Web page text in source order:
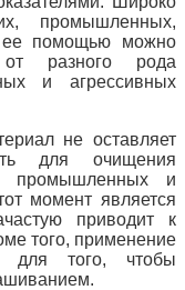
промышленных,
ее помощью можно
разного рода
и агрессивных
не оставляет
для очищения
промышленных и
момент является
приводит к
того, применение
для того, чтобы